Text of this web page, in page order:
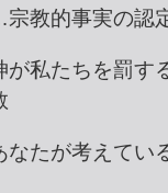
教的事実の認
私たちを罰す
たが考えてい